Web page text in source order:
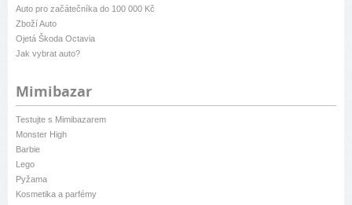
Auto pro začátečníka do 100 000 Kč
Zboží Auto
Ojetá Škoda Octavia
Jak vybrat auto?
Mimibazar
Testujte s Mimibazarem
Monster High
Barbie
Lego
Pyžama
Kosmetika a parfémy